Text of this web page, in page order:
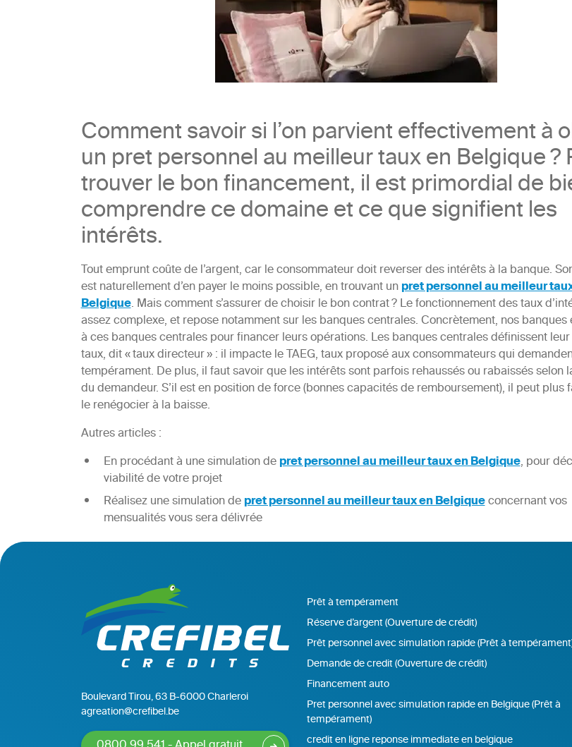
Comment savoir si l’on parvient effectivement à
un pret personnel au meilleur taux en Belgique ?
trouver le bon financement, il est primordial de
comprendre ce domaine et ce que signifient les
intérêts.
Tout emprunt coûte de l’argent, car le consommateur doit reverser des intérêts à la banque.
est naturellement d’en payer le moins possible, en trouvant unpret personnel au meilleur
Belgique. Mais comment s’assurer de choisir le bon contrat ? Le fonctionnement des taux
assez complexe, et repose notamment sur les banques centrales. Concrètement, nos
à ces banques centrales pour financer leurs opérations. Les banques centrales définissent
taux, dit « taux directeur » : il impacte le TAEG, taux proposé aux consommateurs qui
tempérament. De plus, il faut savoir que les intérêts sont parfois rehaussés ou rabaissés selon
du demandeur. S’il est en position de force (bonnes capacités de remboursement), il peut plus
le renégocier à la baisse.
Autres articles :
En procédant à une simulation depret personnel au meilleur taux en Belgique, pour
viabilité de votre projet
Réalisez une simulation depret personnel au meilleur taux en Belgiqueconcernant vos
mensualités vous sera délivrée
Boulevard Tirou, 63 B-6000 Charleroi
agreation@crefibel.be
Prêt à tempérament
Réserve d’argent (Ouverture de crédit)
Prêt personnel avec simulation rapide (Prêt à
Demande de credit (Ouverture de crédit)
Financement auto
Pret personnel avec simulation rapide en Belgique (Prêt à
tempérament)
credit en ligne reponse immediate en belgique